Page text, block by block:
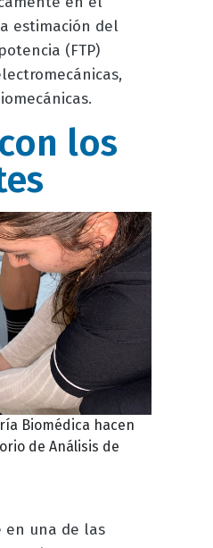
estimación del
(FTP)
los
Biomédica hacen
de Análisis de
en una de las